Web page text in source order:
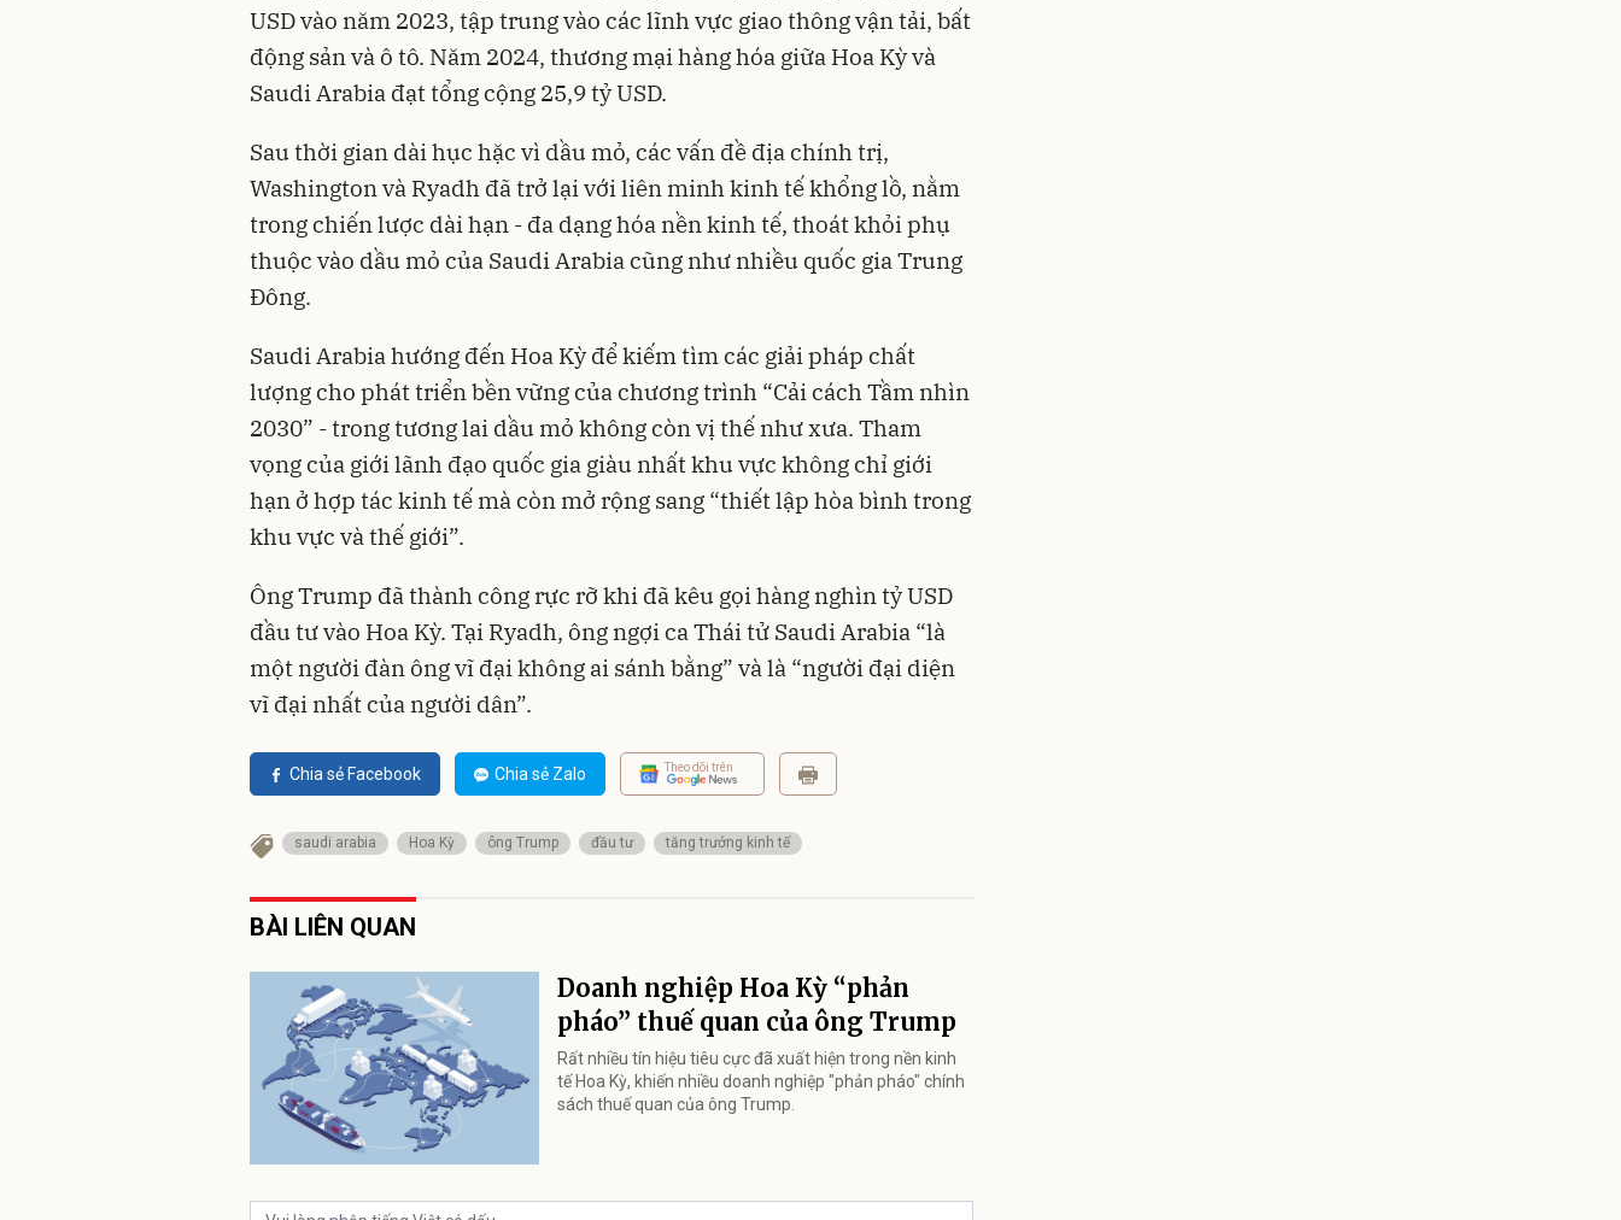
USD vào năm 2023, tập trung vào các lĩnh vực giao thông vận tải, bất
động sản và ô tô. Năm 2024, thương mại hàng hóa giữa Hoa Kỳ và
Saudi Arabia đạt tổng cộng 25,9 tỷ USD.
Sau thời gian dài hục hặc vì dầu mỏ, các vấn đề địa chính trị,
Washington và Ryadh đã trở lại với liên minh kinh tế khổng lồ, nằm
trong chiến lược dài hạn - đa dạng hóa nền kinh tế, thoát khỏi phụ
thuộc vào dầu mỏ của Saudi Arabia cũng như nhiều quốc gia Trung
Đông.
Saudi Arabia hướng đến Hoa Kỳ để kiếm tìm các giải pháp chất
lượng cho phát triển bền vững của chương trình “Cải cách Tầm nhìn
2030” - trong tương lai dầu mỏ không còn vị thế như xưa. Tham
vọng của giới lãnh đạo quốc gia giàu nhất khu vực không chỉ giới
hạn ở hợp tác kinh tế mà còn mở rộng sang “thiết lập hòa bình trong
khu vực và thế giới”.
Ông Trump đã thành công rực rỡ khi đã kêu gọi hàng nghìn tỷ USD
đầu tư vào Hoa Kỳ. Tại Ryadh, ông ngợi ca Thái tử Saudi Arabia “là
một người đàn ông vĩ đại không ai sánh bằng” và là “người đại diện
vĩ đại nhất của người dân”.
Chia sẻ Facebook Chia sẻ Zalo Theo dõi trên
saudi arabia Hoa Kỳ ông Trump đầu tư tăng trưởng kinh tế
BÀI LIÊN QUAN
Doanh nghiệp Hoa Kỳ “phản
pháo” thuế quan của ông Trump
Rất nhiều tín hiệu tiêu cực đã xuất hiện trong nền kinh
tế Hoa Kỳ, khiến nhiều doanh nghiệp "phản pháo" chính
sách thuế quan của ông Trump.